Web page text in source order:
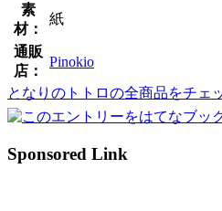
素
材：
紙
通販
店：
Pinokio
となりのトトロの全商品をチェ
Sponsored Link